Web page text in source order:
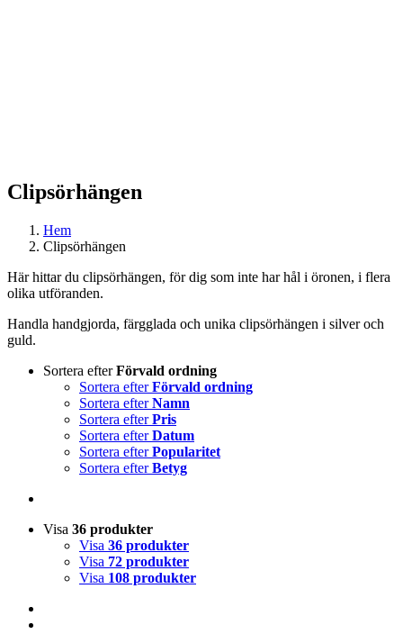
Clipsörhängen
Hem
Clipsörhängen
Här hittar du clipsörhängen, för dig som inte har hål i öronen, i flera
olika utföranden.
Handla handgjorda, färgglada och unika clipsörhängen i silver och
guld.
Sortera efterFörvald ordning
Sortera efterFörvald ordning
Sortera efterNamn
Sortera efterPris
Sortera efterDatum
Sortera efterPopularitet
Sortera efterBetyg
Visa 36 produkter
Visa 36 produkter
Visa 72 produkter
Visa 108 produkter